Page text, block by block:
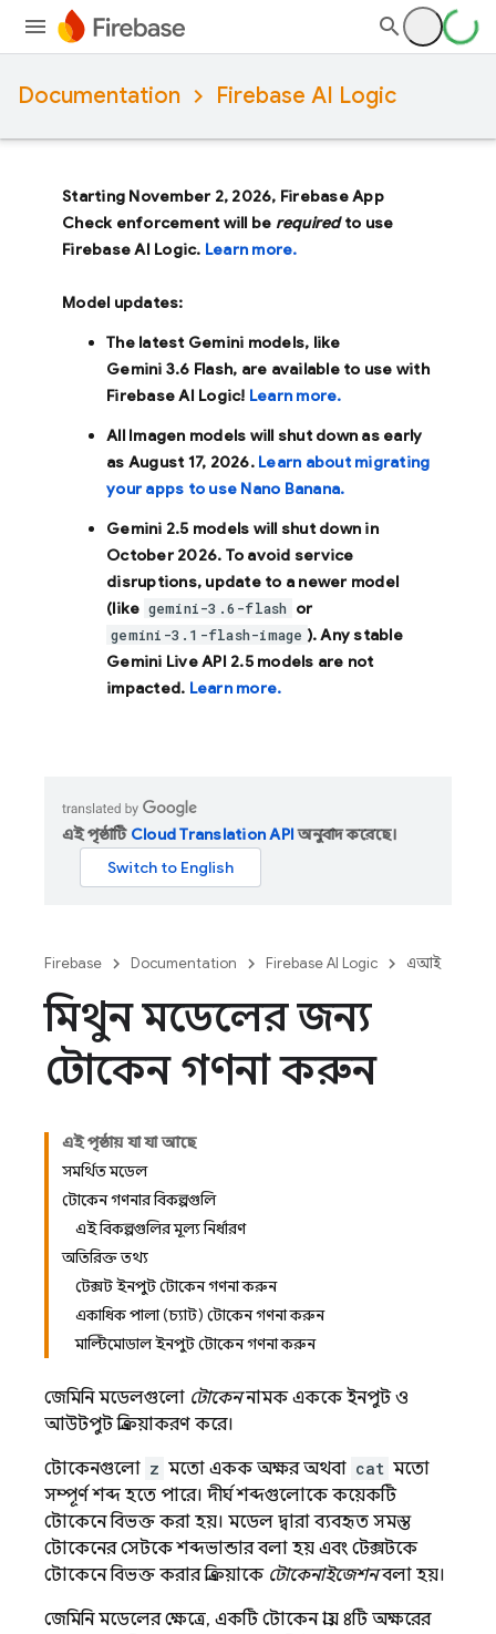
Documentation Firebase AI Logic
Starting November 2, 2026, Firebase App
Check enforcement will be requiredto use
Firebase AI Logic. Learn more.
Model updates:
The latest Gemini models, like
Gemini 3.6 Flash, are available to use with
Firebase AI Logic! Learn more.
All Imagen models will shut down as early
as August 17, 2026. Learn about migrating
your apps to use Nano Banana.
Gemini 2.5 models will shut down in
October 2026. To avoid service
disruptions, update to a newer model
(like gemini-3.6-flash or
gemini-3.1-flash-image ). Any stable
Gemini Live API 2.5 models are not
impacted. Learn more.
এই পৃষ্ঠাটি Cloud Translation APIঅনুবাদ করেছে।
Firebase Documentation Firebase AI Logic এআই
মিথুন মডেলের জন্য
টোকেন গণনা করুন
এই পৃষ্ঠায় যা যা আছে
সমর্থিত মডেল
টোকেন গণনার বিকল্পগুলি
এই বিকল্পগুলির মূল্য নির্ধারণ
অতিরিক্ত তথ্য
টেক্সট ইনপুট টোকেন গণনা করুন
একাধিক পালা (চ্যাট) টোকেন গণনা করুন
মাল্টিমোডাল ইনপুট টোকেন গণনা করুন
জেমিনিমডেলগুলো টোকেননামক এককে ইনপুট ও
আউটপুট প্রক্রিয়াকরণ করে।
টোকেনগুলো z মতো একক অক্ষর অথবা cat মতো
সম্পূর্ণ শব্দ হতে পারে। দীর্ঘ শব্দগুলোকে কয়েকটি
টোকেনে বিভক্ত করা হয়। মডেল দ্বারা ব্যবহৃত সমস্ত
টোকেনের সেটকে শব্দভান্ডার বলা হয় এবং টেক্সটকে
টোকেনে বিভক্ত করার প্রক্রিয়াকে টোকেনাইজেশনবলা হয়।
জেমিনিমডেলের ক্ষেত্রে, একটি টোকেন প্রায় ৪টি অক্ষরের